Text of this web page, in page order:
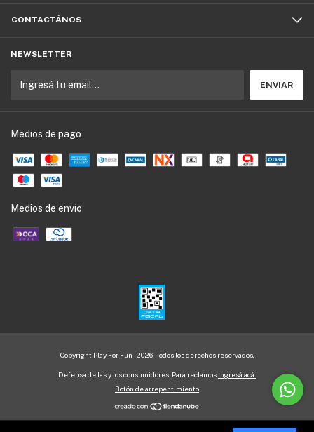
CONTACTÁNOS
NEWSLETTER
Medios de pago
Medios de envío
Copyright Play For Fun - 2026. Todos los derechos reservados.
Defensa de las y los consumidores. Para reclamos ingresá acá.
Botón de arrepentimiento